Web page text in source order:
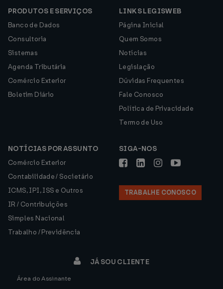
PRODUTOS E SERVIÇOS
Banco de Dados
Consultoria
Sistemas
Agenda Tributária
Comércio Exterior
Boletim Diário
LINKS LEGISWEB
Página Inicial
Quem Somos
Notícias
Legislação
Dúvidas Frequentes
Fale Conosco
Política de Privacidade
Termo de Uso
NOTÍCIAS POR ASSUNTO
Comércio Exterior
Contabilidade / Societário
ICMS, IPI, ISS e Outros
IR / Contribuições
Simples Nacional
Trabalho / Previdência
SIGA-NOS
TRABALHE CONOSCO
JÁ SOU CLIENTE
Área do Assinante